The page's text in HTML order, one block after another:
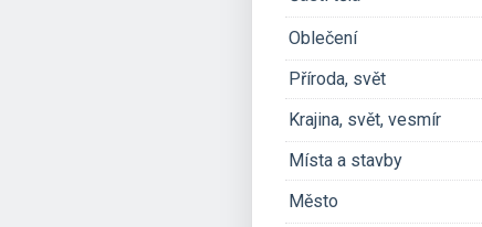
Oblečení
Příroda, svět
Krajina, svět, vesmír
Místa a stavby
Město